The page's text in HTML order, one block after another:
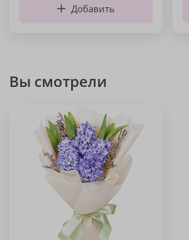
Добавить
Вы смотрели